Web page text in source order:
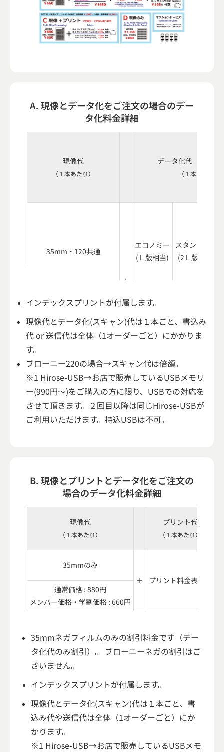
A. 現像とデータ化をご注文の場合のデー
タ化料金詳細
現像代
（１本あたり）
データ化代（スキャ
（１本あたり）
35mm・120共通
＋
エコノミー
(Ｌ版相当)
スタンダード
(2Ｌ版相当)
通常価格 : 880円
メンバー・学割価格 : 660円
770円 990円
インデックスプリントが付属します。
現像代とデータ化(スキャン)代は１本ごと、書込み
代 or 送信代は全体（1オーダーごと）にかかりま
す。
ブローニー220の場合→スキャン代は倍額。
※1 Hirose-USB→お店で販売しているUSBメモリ
ー(990円～)をご購入の方に限り、USBでの対応を
させて頂きます。２回目以降は同じHirose-USBが
ご利用いただけます。持込USBは不可。
B. 現像とプリントとデータ化をご注文の
場合のデータ化料金詳細
現像代
（１本あたり）
プリント代
（１本あたり）
35mmのみ
＋
プリント料金表参照
通常価格 : 880円
メンバー価格・学割価格 : 660円
35mmネガフィルムのみの割引料金です（デー
タ化代のみ割引）。 ブローニーネガの割引はご
ざいません。
インデックスプリントが付属します。
現像代とデータ化(スキャン)代は１本ごと、書
込み代や送信代は全体（1オーダーごと）にか
かります。
※1 Hirose-USB→お店で販売しているUSBメモ